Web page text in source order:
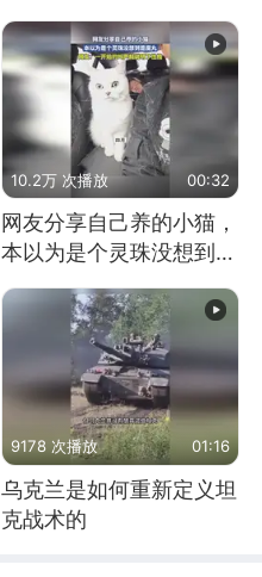
10.2万 次播放 00:32
网友分享自己养的小猫，
本以为是个灵珠没想到是
9178 次播放 01:16
乌克兰是如何重新定义坦
克战术的